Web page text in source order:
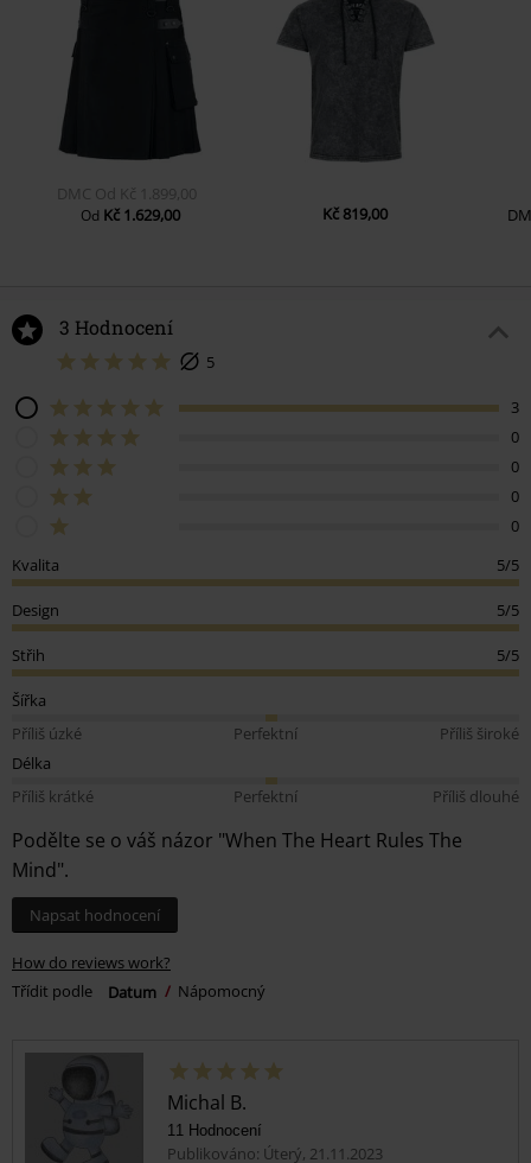
DMC Od Kč 1.899,00
Od Kč 1.629,00 Kč 819,00
3 Hodnocení
5
3
0
0
0
0
Kvalita
5/5
Design 5/5
Střih 5/5
Šířka
Příliš úzké
Perfektní
Příliš široké
Délka
Příliš krátké
Perfektní Příliš dlouhé
Podělte se o váš názor "When The Heart Rules The
Mind".
Napsat hodnocení
How do reviews work?
Třídit podle
Datum Nápomocný
Michal B.
11 Hodnocení
Publikováno: Úterý, 21.11.2023